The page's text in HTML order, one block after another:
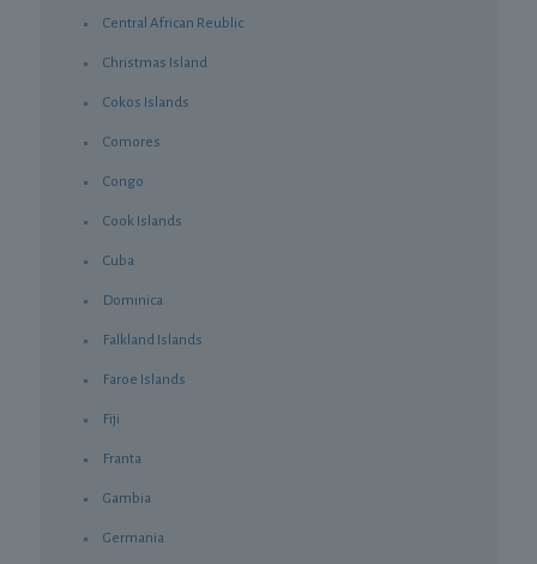
Central African Reublic
Christmas Island
Cokos Islands
Comores
Congo
Cook Islands
Cuba
Dominica
Falkland Islands
Faroe Islands
Fiji
Franta
Gambia
Germania